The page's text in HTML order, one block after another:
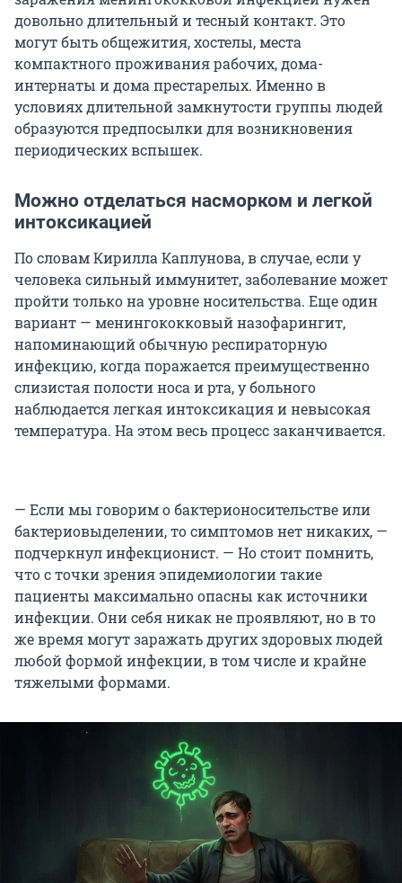
довольно длительный и тесный контакт. Это
могут быть общежития, хостелы, места
компактного проживания рабочих, дома-
интернаты и дома престарелых. Именно в
условиях длительной замкнутости группы людей
образуются предпосылки для возникновения
периодических вспышек.
Можно отделаться насморком и легкой
интоксикацией
По словам Кирилла Каплунова, в случае, если у
человека сильный иммунитет, заболевание может
пройти только на уровне носительства. Еще один
вариант — менингококковый назофарингит,
напоминающий обычную респираторную
инфекцию, когда поражается преимущественно
слизистая полости носа и рта, у больного
наблюдается легкая интоксикация и невысокая
температура. На этом весь процесс заканчивается.
— Если мы говорим о бактерионосительстве или
бактериовыделении, то симптомов нет никаких, —
подчеркнул инфекционист. — Но стоит помнить,
что с точки зрения эпидемиологии такие
пациенты максимально опасны как источники
инфекции. Они себя никак не проявляют, но в то
же время могут заражать других здоровых людей
любой формой инфекции, в том числе и крайне
тяжелыми формами.